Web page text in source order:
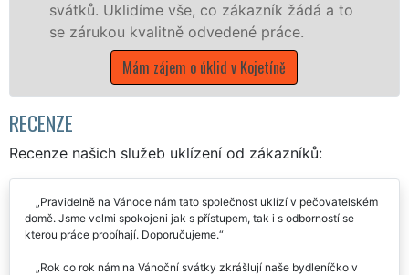
co zákazník žádá a to
odvedené práce.
Olomouckém kraji s
RECENZE
Recenze našich služeb uklízení od zákazníků:
Pravidelně na Vánoce nám tato společnost uklízí v pečovatelském
domě. Jsme velmi spokojeni jak s přístupem, tak i s odborností se
kterou práce probíhají. Doporučujeme.
Rok co rok nám na Vánoční svátky zkrášlují naše bydleníčko v